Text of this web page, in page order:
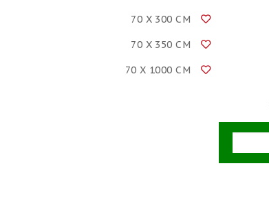
70 X 300 CM
70 X 350 CM
70 X 1000 CM